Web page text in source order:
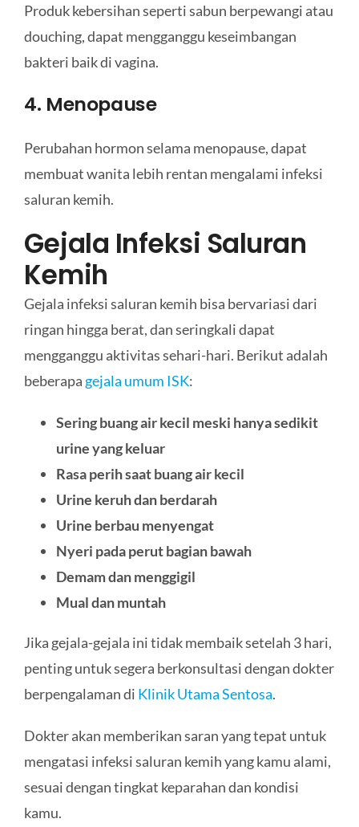
Produk kebersihan seperti sabun berpewangi atau
douching, dapat mengganggu keseimbangan
bakteri baik di vagina.
4. Menopause
Perubahan hormon selama menopause, dapat
membuat wanita lebih rentan mengalami infeksi
saluran kemih.
Gejala Infeksi Saluran
Kemih
Gejala infeksi saluran kemih bisa bervariasi dari
ringan hingga berat, dan seringkali dapat
mengganggu aktivitas sehari-hari. Berikut adalah
beberapa gejala umum ISK:
Sering buang air kecil meski hanya sedikit
urine yang keluar
Rasa perih saat buang air kecil
Urine keruh dan berdarah
Urine berbau menyengat
Nyeri pada perut bagian bawah
Demam dan menggigil
Mual dan muntah
Jika gejala-gejala ini tidak membaik setelah 3 hari,
penting untuk segera berkonsultasi dengan dokter
berpengalaman di Klinik Utama Sentosa.
Dokter akan memberikan saran yang tepat untuk
mengatasi infeksi saluran kemih yang kamu alami,
sesuai dengan tingkat keparahan dan kondisi
kamu.